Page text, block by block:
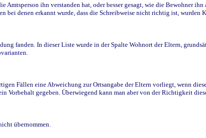
ihn verstanden hat, oder besser gesagt, wie die Bewohner ihn
denen erkannt wurde, dass die Schreibweise nicht richtig ist, wurden
fanden. In dieser Liste wurde in der Spalte Wohnort der Eltern,
Fällen eine Abweichung zur Ortsangabe der Eltern vorliegt, wenn
gegeben. Überwiegend kann man aber von der Richtigkeit
übernommen.